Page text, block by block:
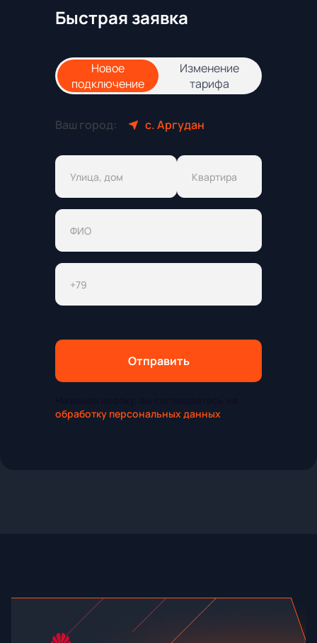
Быстрая заявка
Новое
подключение
Изменение
тарифа
Ваш город: с. Аргудан
Отправить
обработку персональных данных